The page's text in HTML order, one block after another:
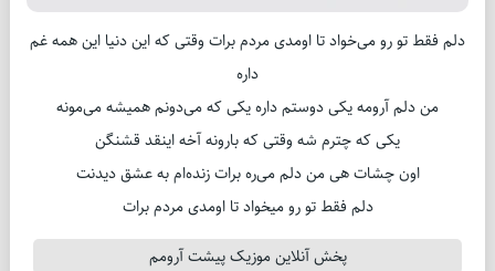
دلم فقط تو رو می‌خواد تا اومدی مردم برات وقتی که این دنیا این همه غم
داره
من دلم آرومه یکی دوستم داره یکی که می‌دونم همیشه می‌مونه
یکی که چترم شه وقتی که بارونه آخه اینقد قشنگن
اون چشات هی من دلم می‌ره برات زنده‌ام به عشق دیدنت
دلم فقط تو رو میخواد تا اومدی مردم برات
پخش آنلاین موزیک پیشت آرومم